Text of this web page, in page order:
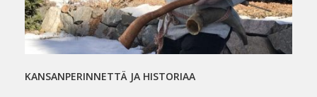
KANSANPERINNETTÄ JA HISTORIAA